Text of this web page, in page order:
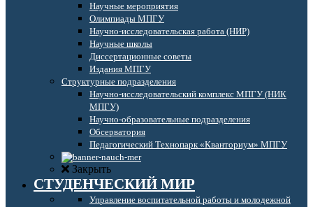
Научные мероприятия
Олимпиады МПГУ
Научно-исследовательская работа (НИР)
Научные школы
Диссертационные советы
Издания МПГУ
Структурные подразделения
Научно-исследовательский комплекс МПГУ (НИК
МПГУ)
Научно-образовательные подразделения
Обсерватория
Педагогический Технопарк «Кванториум» МПГУ
Закрыть
СТУДЕНЧЕСКИЙ МИР
Управление воспитательной работы и молодежной